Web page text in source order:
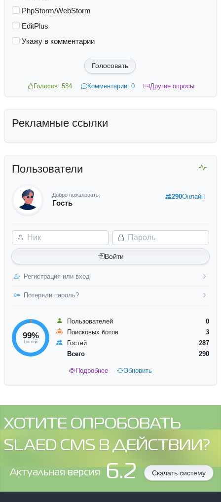
PhpStorm/WebStorm
EditPlus
Укажу в комментарии
Голосовать
Голосов: 534 Комментарии: 0 Другие опросы
Рекламные ссылки
Пользователи
Добро пожаловать,
Гость
Ник Пароль
Войти
Регистрация или вход
Потеряли пароль?
290Онлайн
99%
Гостей
Пользователей
0
Поисковых ботов
3
Гостей
287
Всего
290
Подробнее Обновить
ХОТИТЕ ОПРОБОВАТЬ
SLAED CMS В ДЕЙСТВИИ?
Aктуальная версия 6.2 Скачать систему